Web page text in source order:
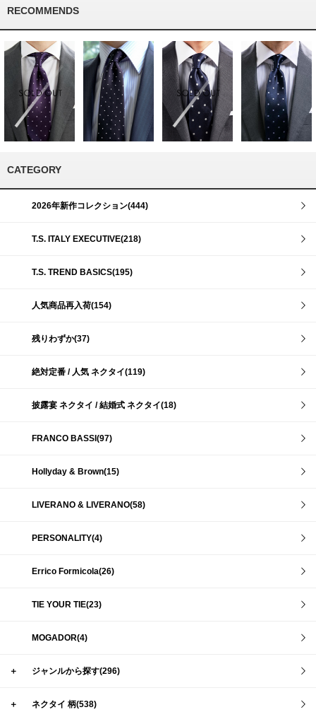
RECOMMENDS
CATEGORY
2026年新作コレクション(444)
T.S. ITALY EXECUTIVE(218)
T.S. TREND BASICS(195)
人気商品再入荷(154)
残りわずか(37)
絶対定番 / 人気 ネクタイ(119)
披露宴 ネクタイ / 結婚式 ネクタイ(18)
FRANCO BASSI(97)
Hollyday & Brown(15)
LIVERANO & LIVERANO(58)
PERSONALITY(4)
Errico Formicola(26)
TIE YOUR TIE(23)
MOGADOR(4)
＋ ジャンルから探す(296)
＋ ネクタイ 柄(538)